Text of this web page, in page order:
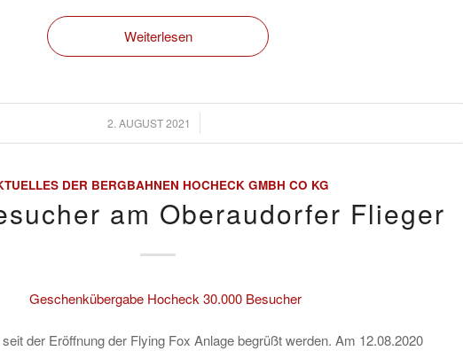
Weiterlesen
2. AUGUST 2021
/
DER BERGBAHNEN HOCHECK GMBH CO KG
am Oberaudorfer Flieger
der Eröffnung der Flying Fox Anlage begrüßt werden. Am 12.08.2020